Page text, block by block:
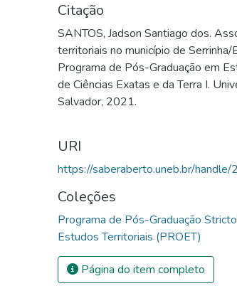
ocupando a “esfera do nós”,
atuação e nas vinculações
espaços/territórios utilizados.
por um senso de coletividade,
espacial e conforme os sujeitos
ocorre um processo de vinculação e
manifestação das relações de
atuação do associativismo
modalidade de ação coletiva, o
sujeitos orientados minimamente
realidade contextual específica,
surgimento e a partir dessas, os
desenvolvem diferentes formas ou
territorial. Essa pesquisa contou
Citação
SANTOS, Jadson Santiago dos.
territoriais no município de
Programa de Pós-Graduação em
de Ciências Exatas e da Terra I.
Salvador, 2021.
URI
https://saberaberto.uneb.br/
Coleções
Programa de Pós-Graduação
Estudos Territoriais (PROET)
Página do item completo